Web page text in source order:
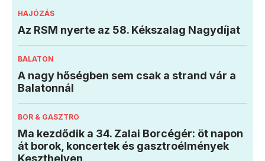
HAJÓZÁS
Az RSM nyerte az 58. Kékszalag Nagydíjat
BALATON
A nagy hőségben sem csak a strand vár a
Balatonnál
BOR & GASZTRO
Ma kezdődik a 34. Zalai Borcégér: öt napon
át borok, koncertek és gasztroélmények
Keszthelyen